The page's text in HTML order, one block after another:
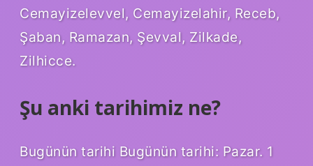
Cemayizelevvel, Cemayizelahir, Receb,
Şaban, Ramazan, Şevval, Zilkade,
Zilhicce.
Şu anki tarihimiz ne?
Bugünün tarihi Bugünün tarihi: Pazar. 1